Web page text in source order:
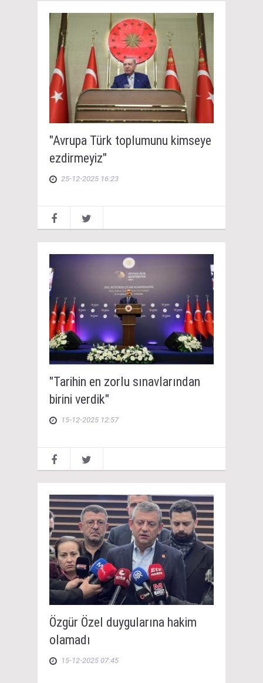
"Avrupa Türk toplumunu kimseye
ezdirmeyiz"
25-12-2025 16:23
"Tarihin en zorlu sınavlarından
birini verdik"
15-12-2025 12:57
Özgür Özel duygularına hakim
olamadı
15-12-2025 07:45